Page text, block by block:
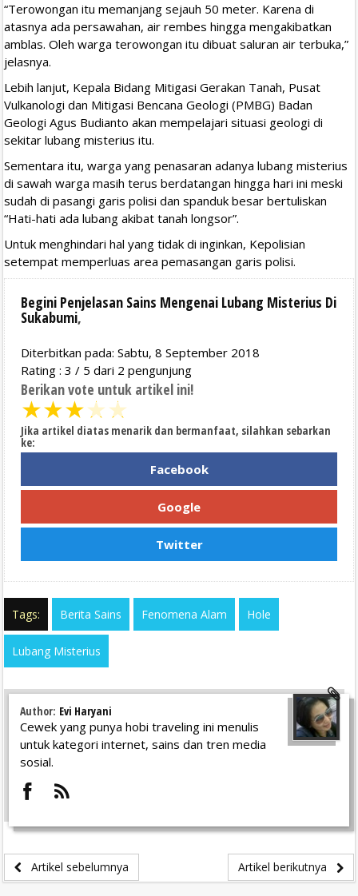
“Terowongan itu memanjang sejauh 50 meter. Karena di
atasnya ada persawahan, air rembes hingga mengakibatkan
amblas. Oleh warga terowongan itu dibuat saluran air terbuka,”
jelasnya.
Lebih lanjut, Kepala Bidang Mitigasi Gerakan Tanah, Pusat
Vulkanologi dan Mitigasi Bencana Geologi (PMBG) Badan
Geologi Agus Budianto akan mempelajari situasi geologi di
sekitar lubang misterius itu.
Sementara itu, warga yang penasaran adanya lubang misterius
di sawah warga masih terus berdatangan hingga hari ini meski
sudah di pasangi garis polisi dan spanduk besar bertuliskan
“Hati-hati ada lubang akibat tanah longsor”.
Untuk menghindari hal yang tidak di inginkan, Kepolisian
setempat memperluas area pemasangan garis polisi.
Begini Penjelasan Sains Mengenai Lubang Misterius Di
Sukabumi,
Diterbitkan pada: Sabtu, 8 September 2018
Rating : 3 / 5 dari 2 pengunjung
Berikan vote untuk artikel ini!
★★★★★
Jika artikel diatas menarik dan bermanfaat, silahkan sebarkan
ke:
Facebook
Google
Twitter
Tags: Berita Sains Fenomena Alam Hole
Lubang Misterius
Author: Evi Haryani
Cewek yang punya hobi traveling ini menulis
untuk kategori internet, sains dan tren media
sosial.
Artikel sebelumnya Artikel berikutnya